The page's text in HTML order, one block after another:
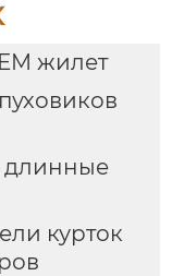
жилет
длинные
курток